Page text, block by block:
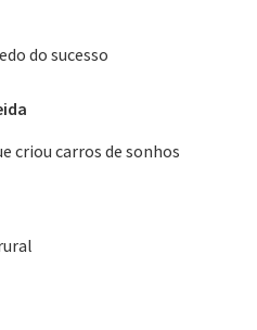
do sucesso
criou carros de sonhos